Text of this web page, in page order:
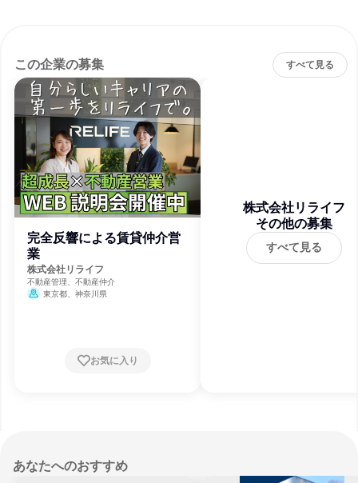
この企業の募集 すべて見る
完全反響による賃貸仲介営
業
株式会社リライフ
不動産管理、不動産仲介
東京都、神奈川県
お気に入り
株式会社リライフ
その他の募集
すべて見る
あなたへのおすすめ